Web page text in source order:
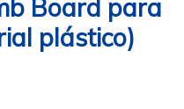
Board para
plástico)